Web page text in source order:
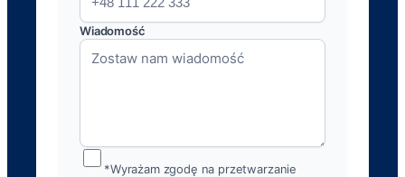
Wiadomość
*Wyrażam zgodę na przetwarzanie